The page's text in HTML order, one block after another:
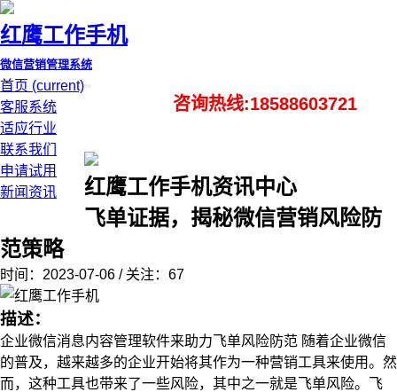
红鹰工作手机
微信营销管理系统
首页 (current)
客服系统
适应行业
联系我们
申请试用
新闻资讯
咨询热线:18588603721
红鹰工作手机资讯中心
飞单证据，揭秘微信营销风险防
范策略
时间：2023-07-06 / 关注：67
描述：
企业微信消息内容管理软件来助力飞单风险防范 随着企业微信
的普及，越来越多的企业开始将其作为一种营销工具来使用。然
而，这种工具也带来了一些风险，其中之一就是飞单风险。飞